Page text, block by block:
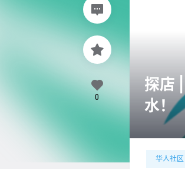
探店
水！
华人社区
0